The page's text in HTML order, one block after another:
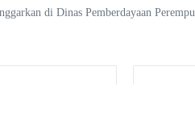
di Dinas Pemberdayaan